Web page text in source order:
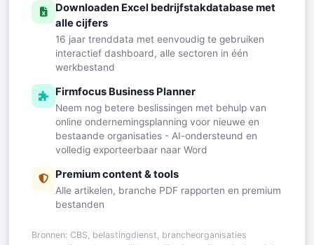
Downloaden Excel bedrijfstakdatabase met
alle cijfers
16 jaar trenddata met eenvoudig te gebruiken
interactief dashboard, alle sectoren in één
werkbestand
Firmfocus Business Planner
Neem nog betere beslissingen met behulp van
online ondernemingsplanning voor nieuwe en
bestaande organisaties - AI-ondersteund en
volledig exporteerbaar naar Word
Premium content & tools
Alle artikelen, branche PDF rapporten en premium
bestanden
Bronnen: CBS, belastingdienst, brancheorganisaties